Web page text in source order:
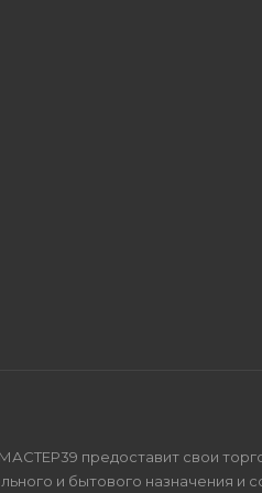
предоставит свои
и бытового назначения и